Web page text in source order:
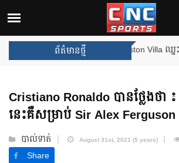
ព័ត៌មានថ្មី
ឈ្នះពានរង្វាន់បន្ថែមទៀត បន្ទាប់ពី Aston Villa ឈ្
Cristiano Ronaldo បានថ្លែងថា
នេះគឺសម្រាប់ Sir Alex Ferguson
បាល់ទាត់ August 31st, 2021 (5 years)
Share